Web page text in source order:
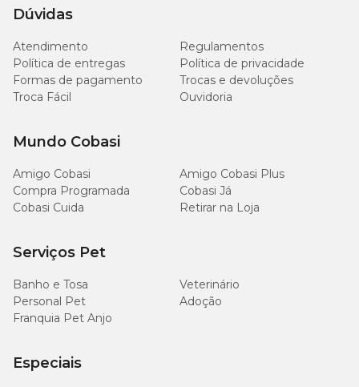
Dúvidas
Atendimento
Regulamentos
Política de entregas
Política de privacidade
Formas de pagamento
Trocas e devoluções
Troca Fácil
Ouvidoria
Mundo Cobasi
Amigo Cobasi
Amigo Cobasi Plus
Compra Programada
Cobasi Já
Cobasi Cuida
Retirar na Loja
Serviços Pet
Banho e Tosa
Veterinário
Personal Pet
Adoção
Franquia Pet Anjo
Especiais